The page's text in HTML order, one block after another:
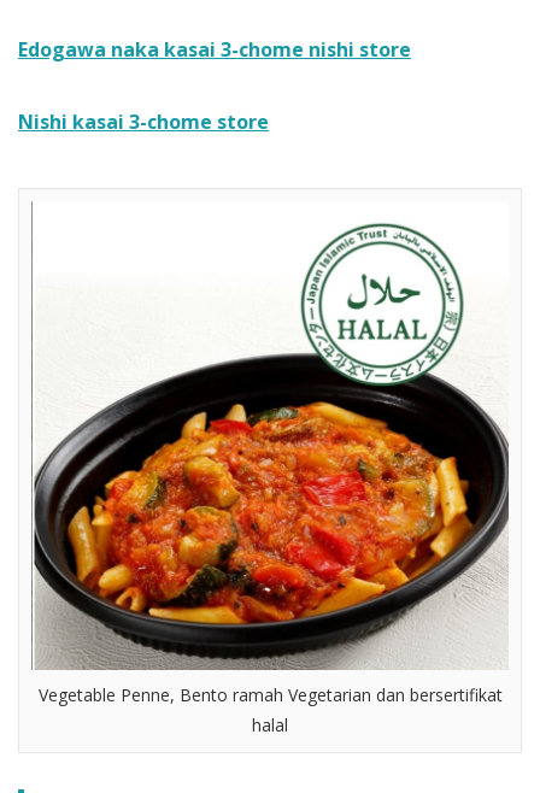
Edogawa naka kasai 3-chome nishi store
Nishi kasai 3-chome store
Vegetable Penne, Bento ramah Vegetarian dan bersertifikat
halal